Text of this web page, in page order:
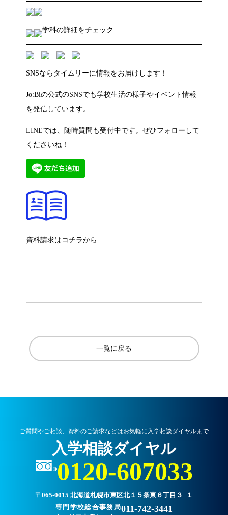
学科の詳細をチェック
SNSならタイムリーに情報をお届けします！
Jo:Biの公式のSNSでも学校生活の様子やイベント情報
を発信しています。
LINEでは、随時質問も受付中です。ぜひフォローして
くださいね！
資料請求はコチラから
一覧に戻る
ご質問やご相談、資料のご請求などはお気軽に入学相談ダイヤルまで
入学相談ダイヤル
0120-607033
〒065-0015 北海道札幌市東区北１５条東６丁目３−１
専門学校総合事務局011-742-3441